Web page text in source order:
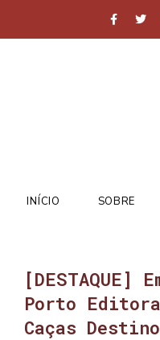
INÍCIO SOBRE
[DESTAQUE]
Porto
Caças